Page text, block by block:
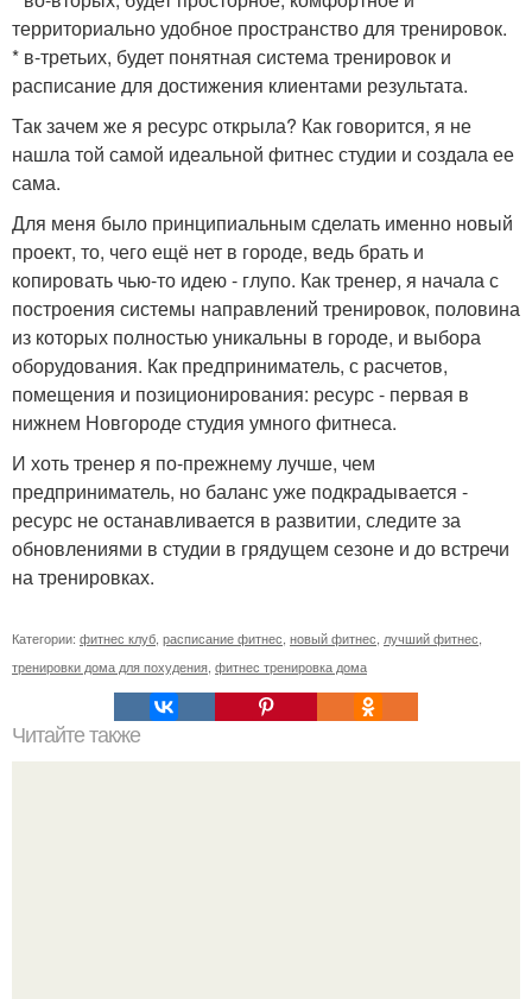
территориально удобное пространство для тренировок.
* в-третьих, будет понятная система тренировок и
расписание для достижения клиентами результата.
Так зачем же я ресурс открыла? Как говорится, я не
нашла той самой идеальной фитнес студии и создала ее
сама.
Для меня было принципиальным сделать именно новый
проект, то, чего ещё нет в городе, ведь брать и
копировать чью-то идею - глупо. Как тренер, я начала с
построения системы направлений тренировок, половина
из которых полностью уникальны в городе, и выбора
оборудования. Как предприниматель, с расчетов,
помещения и позиционирования: ресурс - первая в
нижнем Новгороде студия умного фитнеса.
И хоть тренер я по-прежнему лучше, чем
предприниматель, но баланс уже подкрадывается -
ресурс не останавливается в развитии, следите за
обновлениями в студии в грядущем сезоне и до встречи
на тренировках.
Категории: фитнес клуб расписание фитнес новый фитнес лучший фитнес
тренировки дома для похудения фитнес тренировка дома
Читайте также